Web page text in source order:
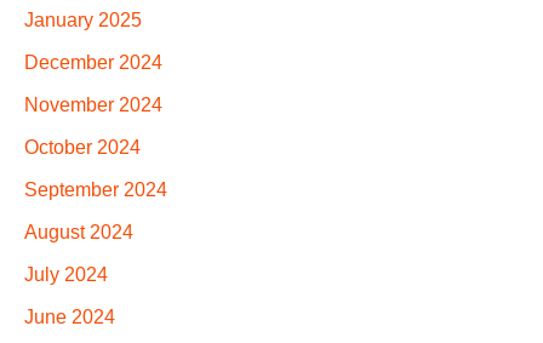
January 2025
December 2024
November 2024
October 2024
September 2024
August 2024
July 2024
June 2024